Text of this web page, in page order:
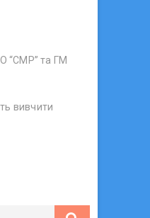
“СМР” та ГМ
вивчити